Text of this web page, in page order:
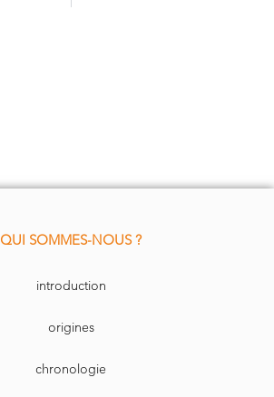
QUI SOMMES-NOUS ?
introduction
origines
chronologie